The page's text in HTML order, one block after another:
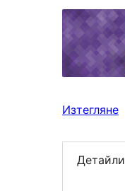
Изтегляне
Детайли